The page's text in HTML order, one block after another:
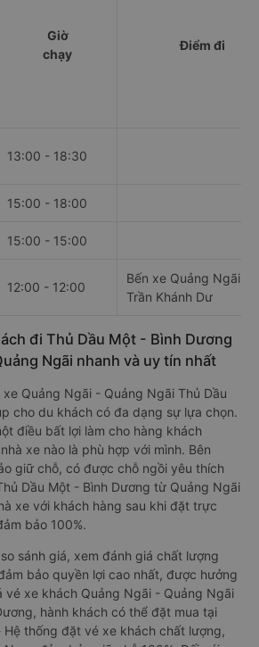
Giờ
chạy
Điểm đi
13:00 - 18:30
15:00 - 18:00
15:00 - 15:00
12:00 - 12:00
Bến xe Quảng Ngãi,
Trần Khánh Dư
đi Thủ Dầu Một - Bình Dương
Ngãi nhanh và uy tín nhất
Quảng Ngãi - Quảng Ngãi Thủ Dầu
cho du khách có đa dạng sự lựa chọn.
điều bất lợi làm cho hàng khách
xe nào là phù hợp với mình. Bên
giữ chỗ, có được chỗ ngồi yêu thích
Dầu Một - Bình Dương từ Quảng Ngãi
xe với khách hàng sau khi đặt trực
bảo 100%.
sánh giá, xem đánh giá chất lượng
bảo quyền lợi cao nhất, được hưởng
vé xe khách Quảng Ngãi - Quảng Ngãi
hành khách có thể đặt mua tại
Hệ thống đặt vé xe khách chất lượng,